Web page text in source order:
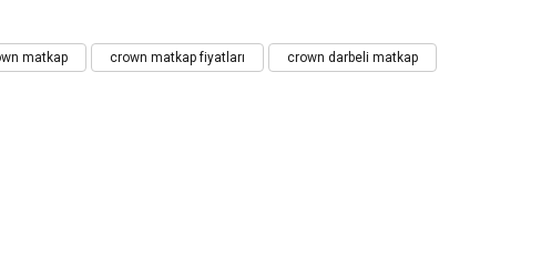
matkap crown matkap fiyatları crown darbeli matkap